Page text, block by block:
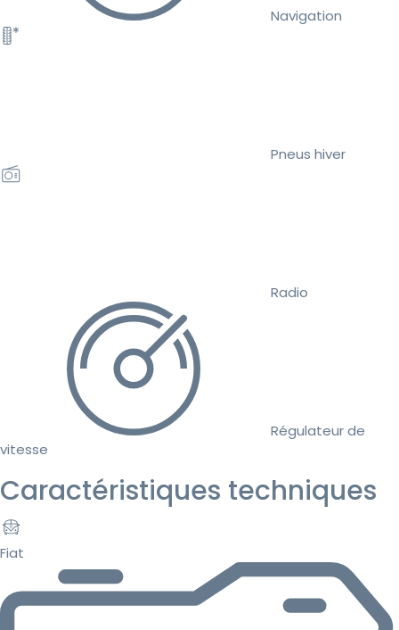
Navigation
Pneus hiver
Radio
Régulateur de
vitesse
Caractéristiques techniques
Fiat